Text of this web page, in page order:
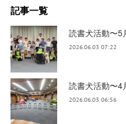
記事一覧
読書犬活動〜5
2026.06.03 07:22
読書犬活動〜4
2026.06.03 06:56